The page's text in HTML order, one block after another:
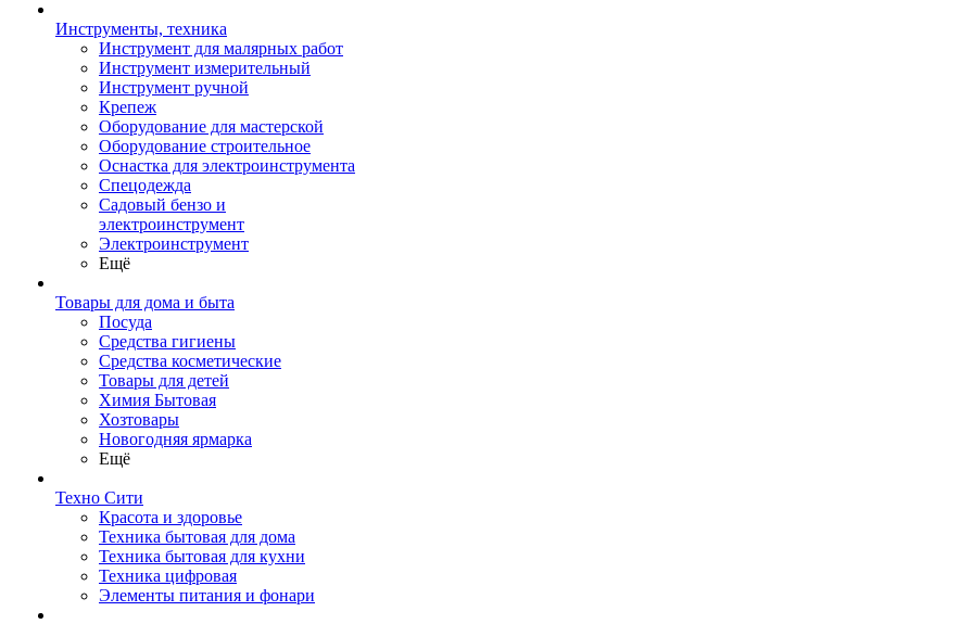
Инструменты, техника
Инструмент для малярных работ
Инструмент измерительный
Инструмент ручной
Крепеж
Оборудование для мастерской
Оборудование строительное
Оснастка для электроинструмента
Спецодежда
Садовый бензо и
электроинструмент
Электроинструмент
Ещё
Товары для дома и быта
Посуда
Средства гигиены
Средства косметические
Товары для детей
Химия Бытовая
Хозтовары
Новогодняя ярмарка
Ещё
Техно Сити
Красота и здоровье
Техника бытовая для дома
Техника бытовая для кухни
Техника цифровая
Элементы питания и фонари